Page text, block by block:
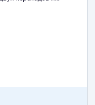
общие занятия и
без тяжелого
понадобится